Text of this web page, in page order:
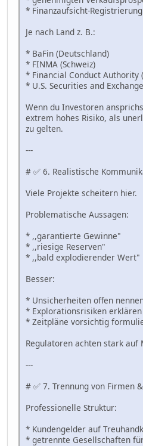
* Finanzaufsicht-Registrierung
Je nach Land z. B.:
* BaFin (Deutschland)
* FINMA (Schweiz)
* Financial Conduct Authority
* U.S. Securities and
Wenn du Investoren
extrem hohes Risiko, als
zu gelten.
---
# ✅ 6. Realistische
Viele Projekte scheitern hier.
Problematische Aussagen:
* ,,garantierte Gewinne"
* ,,riesige Reserven"
* ,,bald explodierender Wert"
Besser:
* Unsicherheiten offen
* Explorationsrisiken erklären
* Zeitpläne vorsichtig
Regulatoren achten stark auf
---
# ✅ 7. Trennung von Firmen
Professionelle Struktur:
* Kundengelder auf
* getrennte Gesellschaften